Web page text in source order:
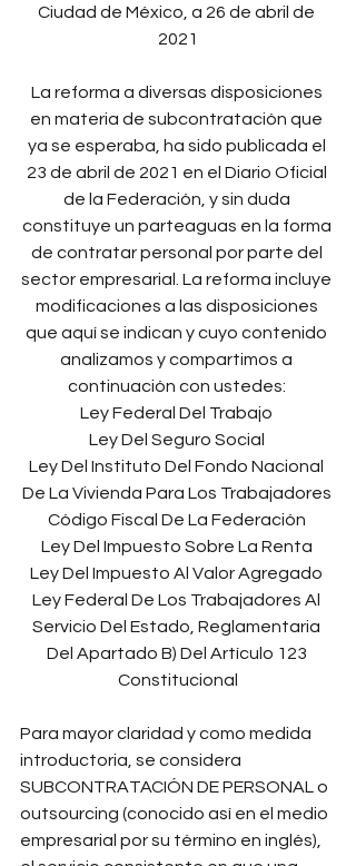
Ciudad de México, a 26 de abril de
2021
La reforma a diversas disposiciones
en materia de subcontratación que
ya se esperaba, ha sido publicada el
23 de abril de 2021 en el Diario Oficial
de la Federación, y sin duda
constituye un parteaguas en la forma
de contratar personal por parte del
sector empresarial. La reforma incluye
modificaciones a las disposiciones
que aquí se indican y cuyo contenido
analizamos y compartimos a
continuación con ustedes:
Ley Federal Del Trabajo
Ley Del Seguro Social
Ley Del Instituto Del Fondo Nacional
De La Vivienda Para Los Trabajadores
Código Fiscal De La Federación
Ley Del Impuesto Sobre La Renta
Ley Del Impuesto Al Valor Agregado
Ley Federal De Los Trabajadores Al
Servicio Del Estado, Reglamentaria
Del Apartado B) Del Artículo 123
Constitucional
Para mayor claridad y como medida
introductoria, se considera
SUBCONTRATACIÓN DE PERSONAL o
outsourcing (conocido así en el medio
empresarial por su término en inglés),